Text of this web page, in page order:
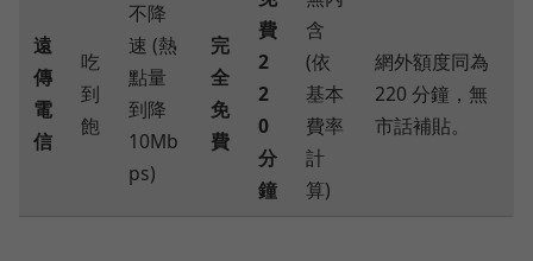
遠
傳
電
信
吃
到
飽
不降
速 (熱
點量
到降
10Mb
ps)
完
全
免
費
費
2
2
0
分
鐘
含
(依
基本
費率
計
算)
網外額度同為
220 分鐘，無
市話補貼。